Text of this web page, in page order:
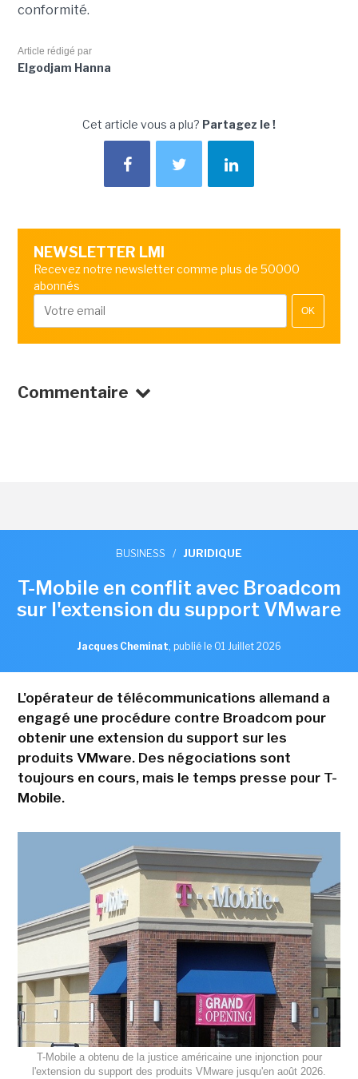
conformité.
Article rédigé par
Elgodjam Hanna
Cet article vous a plu? Partagez le !
NEWSLETTER LMI
Recevez notre newsletter comme plus de 50000
abonnés
OK
Commentaire
BUSINESS / JURIDIQUE
T-Mobile en conflit avec Broadcom
sur l'extension du support VMware
Jacques Cheminat, publié le 01 Juillet 2026
L'opérateur de télécommunications allemand a
engagé une procédure contre Broadcom pour
obtenir une extension du support sur les
produits VMware. Des négociations sont
toujours en cours, mais le temps presse pour T-
Mobile.
T-Mobile a obtenu de la justice américaine une injonction pour
l'extension du support des produits VMware jusqu'en août 2026.